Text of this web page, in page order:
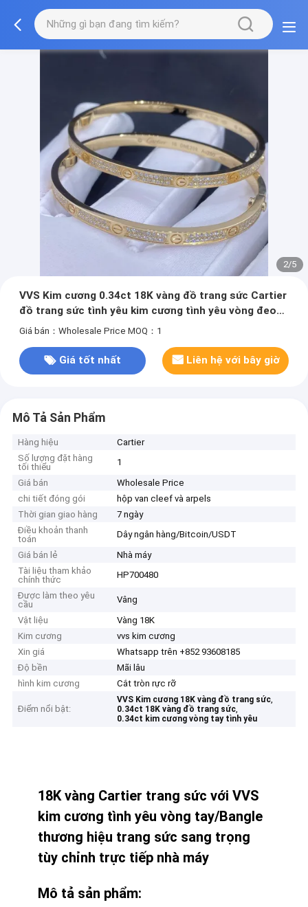
2/5
VVS Kim cương 0.34ct 18K vàng đồ trang sức Cartier
đồ trang sức tình yêu kim cương tình yêu vòng đeo
tay
Giá bán：Wholesale Price MOQ：1
Giá tốt nhất Liên hệ với bây giờ
Mô Tả Sản Phẩm
Hàng hiệu
Cartier
Số lượng đặt hàng
tối thiểu
1
Giá bán
Wholesale Price
chi tiết đóng gói
hộp van cleef và arpels
Thời gian giao hàng
7 ngày
Điều khoản thanh
toán
Dây ngân hàng/Bitcoin/USDT
Giá bán lẻ
Nhà máy
Tài liệu tham khảo
chính thức
HP700480
Được làm theo yêu
cầu
Vâng
Vật liệu
Vàng 18K
Kim cương
vvs kim cương
Xin giá
Whatsapp trên +852 93608185
Độ bền
Mãi lâu
hình kim cương
Cắt tròn rực rỡ
Điểm nổi bật:
VVS Kim cương 18K vàng đồ trang sức,
0.34ct 18K vàng đồ trang sức,
0.34ct kim cương vòng tay tình yêu
18K vàng Cartier trang sức với VVS
kim cương tình yêu vòng tay/Bangle
thương hiệu trang sức sang trọng
tùy chỉnh trực tiếp nhà máy
Mô tả sản phẩm: